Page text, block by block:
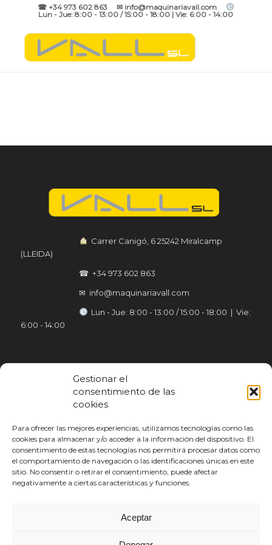
Gestionar el
consentimiento de las
cookies
Para ofrecer las mejores experiencias, utilizamos tecnologías como las
cookies para almacenar y/o acceder a la información del dispositivo. El
consentimiento de estas tecnologías nos permitirá procesar datos como
el comportamiento de navegación o las identificaciones únicas en este
sitio. No consentir o retirar el consentimiento, puede afectar
negativamente a ciertas características y funciones.
Aceptar
☎ +34 973 602 863 ✉ info@maquinariavall.com
Lun - Jue: 8:00 - 13:00 / 15:00 - 18:00 | Vie: 6:00 - 14:00
︎ Carrer Canigó, 6 25242 Miralcamp
(LLEIDA)
☎ +34 973 602 863
✉ info@maquinariavall.com
︎ Lun - Jue: 8:00 - 13:00 / 15:00 - 18:00 | Vie:
6:00 - 14:00